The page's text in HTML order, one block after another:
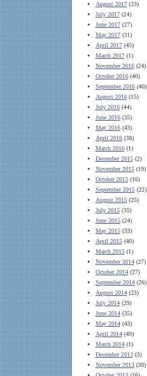
August 2017(23)
July 2017(24)
June 2017(27)
May 2017(31)
April 2017(45)
March 2017(1)
November 2016(24)
October 2016(40)
September 2016(40)
August 2016(15)
July 2016(44)
June 2016(35)
May 2016(43)
April 2016(38)
March 2016(1)
December 2015(2)
November 2015(19)
October 2015(16)
September 2015(22)
August 2015(25)
July 2015(35)
June 2015(24)
May 2015(33)
April 2015(40)
March 2015(1)
November 2014(27)
October 2014(27)
September 2014(26)
August 2014(23)
July 2014(29)
June 2014(35)
May 2014(43)
April 2014(49)
March 2014(1)
December 2013(3)
November 2013(30)